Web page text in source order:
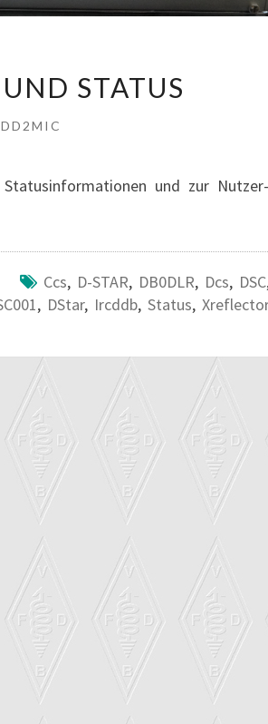
STATUS
DD2MIC
und zur Nutzer-
Ccs, D-STAR, DB0DLR, Dcs, DSC
, DStar, Ircddb, Status,